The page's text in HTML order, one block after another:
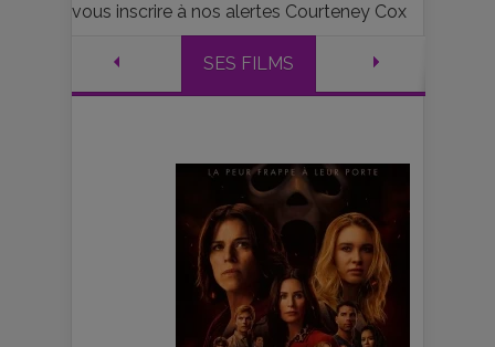
vous inscrire à nos alertes Courteney Cox
SES FILMS